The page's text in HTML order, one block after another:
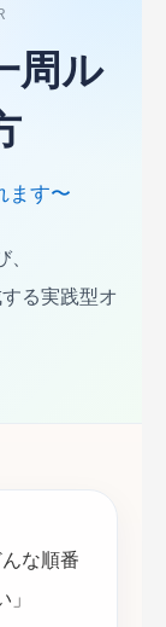
周ル
ます〜
る実践型オ
な順番